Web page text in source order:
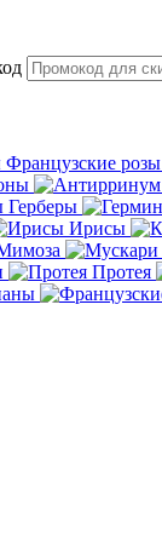
Французские розы
Герберы
Ирисы
Протея